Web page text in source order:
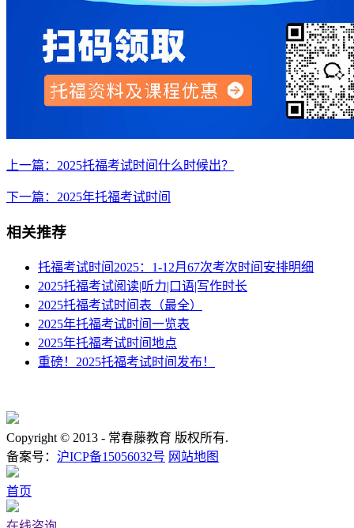
上一篇：2025托福考试时间什么时候出？
下一篇：2025年托福考试时间
相关推荐
托福考试时间2025：1-12月67次考次时间安排明细
2025托福考试阅读|听力|口语|写作时长
2025托福考试时间表（最全）
2025年托福考试时间一览表
2025年托福考试时间地点
重磅！2025托福考试时间发布！
Copyright © 2013 - 常春藤教育 版权所有.
备案号： 沪ICP备15056032号 网站地图
首页